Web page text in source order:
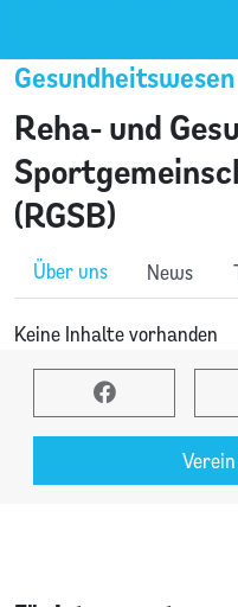
Reha- und
(RGSB)
Gesundheitswesen
Über uns News
Keine Inhalte vorhanden